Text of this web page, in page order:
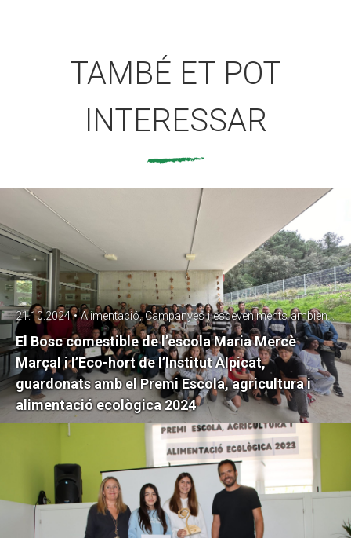
TAMBÉ ET POT
INTERESSAR
El Bosc comestible de l’escola Maria Mercè
Marçal i l’Eco-hort de l’Institut Alpicat,
guardonats amb el Premi Escola, agricultura i
alimentació ecològica 2024
21.10.2024 • Alimentació, Campanyes i esdeveniments ambientals